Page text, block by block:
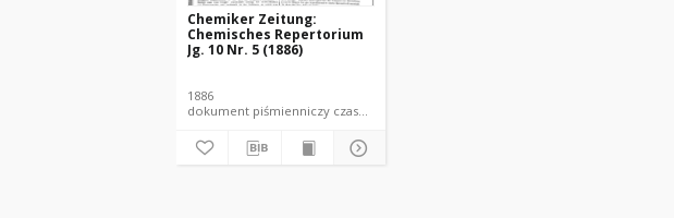
Chemiker Zeitung:
Chemisches Repertorium
Jg. 10 Nr. 5 (1886)
1886
dokument piśmienniczy czasopismo